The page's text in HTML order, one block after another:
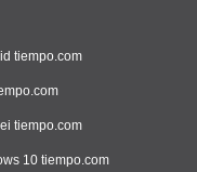
tiempo.com
tiempo.com
10 tiempo.com